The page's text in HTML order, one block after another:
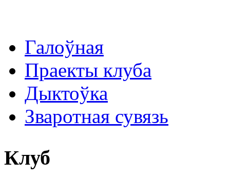
Галоўная
Праекты клуба
Дыктоўка
Зваротная сувязь
Клуб